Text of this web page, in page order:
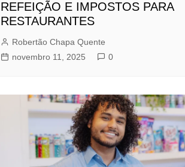
REFEIÇÃO E IMPOSTOS PARA
RESTAURANTES
Robertão Chapa Quente
novembro 11, 2025
0